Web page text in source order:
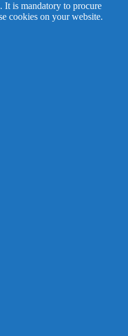
It is mandatory to procure
cookies on your website.